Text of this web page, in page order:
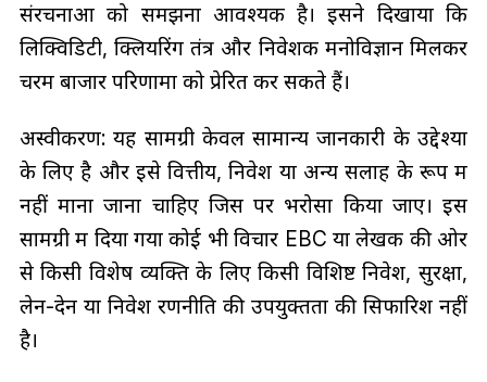
संरचनाओं को समझना आवश्यक है। इसने दिखाया कि
लिक्विडिटी, क्लियरिंग तंत्र और निवेशक मनोविज्ञान मिलकर
चरम बाजार परिणामों को प्रेरित कर सकते हैं।
अस्वीकरण: यह सामग्री केवल सामान्य जानकारी के उद्देश्यों
के लिए है और इसे वित्तीय, निवेश या अन्य सलाह के रूप में
नहीं माना जाना चाहिए जिस पर भरोसा किया जाए। इस
सामग्री में दिया गया कोई भी विचार EBC या लेखक की ओर
से किसी विशेष व्यक्ति के लिए किसी विशिष्ट निवेश, सुरक्षा,
लेन-देन या निवेश रणनीति की उपयुक्तता की सिफारिश नहीं
है।